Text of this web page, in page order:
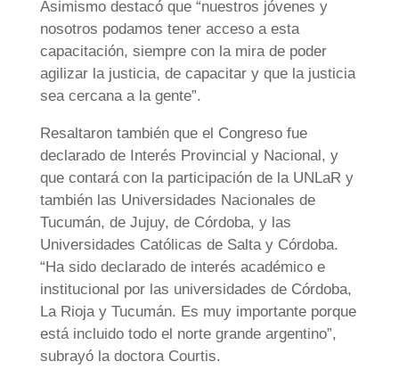
Asimismo destacó que “nuestros jóvenes y
nosotros podamos tener acceso a esta
capacitación, siempre con la mira de poder
agilizar la justicia, de capacitar y que la justicia
sea cercana a la gente”.
Resaltaron también que el Congreso fue
declarado de Interés Provincial y Nacional, y
que contará con la participación de la UNLaR y
también las Universidades Nacionales de
Tucumán, de Jujuy, de Córdoba, y las
Universidades Católicas de Salta y Córdoba.
“Ha sido declarado de interés académico e
institucional por las universidades de Córdoba,
La Rioja y Tucumán. Es muy importante porque
está incluido todo el norte grande argentino”,
subrayó la doctora Courtis.